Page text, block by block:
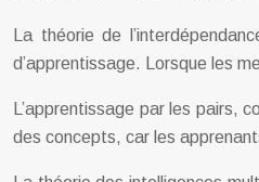
La théorie de
d’apprentissage. Lorsque les
L’apprentissage par les pairs,
des concepts, car les